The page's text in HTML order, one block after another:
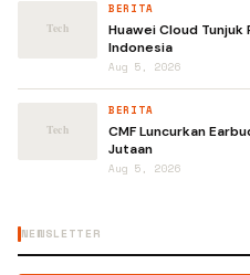
BERITA
Huawei Cloud
Indonesia
Aug 5, 2026
BERITA
CMF Luncurkan
Jutaan
Aug 5, 2026
NEWSLETTER